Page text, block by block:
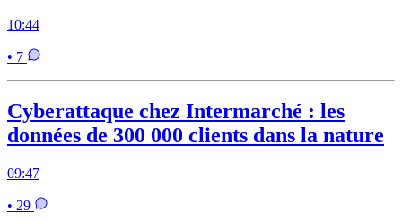
10:44
• 7
Cyberattaque chez Intermarché : les
données de 300 000 clients dans la nature
09:47
• 29